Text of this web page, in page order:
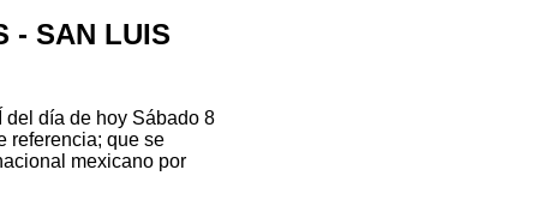
- SAN LUIS
día de hoy Sábado 8
referencia; que se
mexicano por